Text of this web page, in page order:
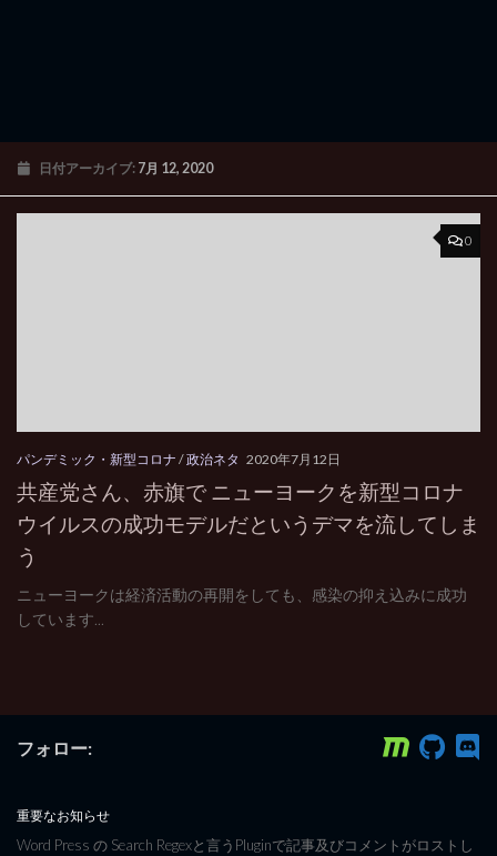
日付アーカイブ: 7月 12, 2020
0
パンデミック・新型コロナ /政治ネタ 2020年7月12日
共産党さん、赤旗で ニューヨークを新型コロナ
ウイルスの成功モデルだというデマを流してしま
う
ニューヨークは経済活動の再開をしても、感染の抑え込みに成功
しています...
フォロー:
重要なお知らせ
Word Press の Search Regexと言うPluginで記事及びコメントがロストし